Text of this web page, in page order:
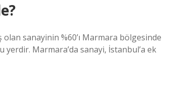
olan sanayinin %60’ı Marmara bölgesinde
Marmara’da sanayi, İstanbul’a ek